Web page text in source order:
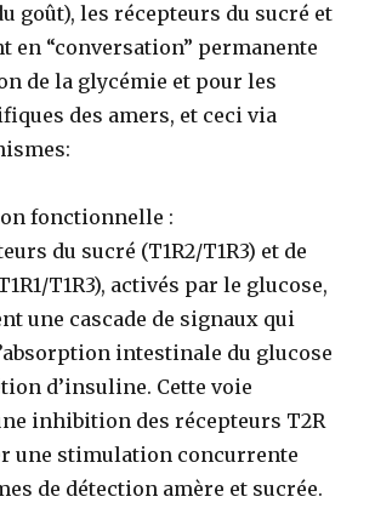
goût), les récepteurs du sucré et
en “conversation” permanente
de la glycémie et pour les
des amers, et ceci via
fonctionnelle :
du sucré (T1R2/T1R3) et de
T1R3), activés par le glucose,
une cascade de signaux qui
intestinale du glucose
d’insuline. Cette voie
inhibition des récepteurs T2R
une stimulation concurrente
de détection amère et sucrée.